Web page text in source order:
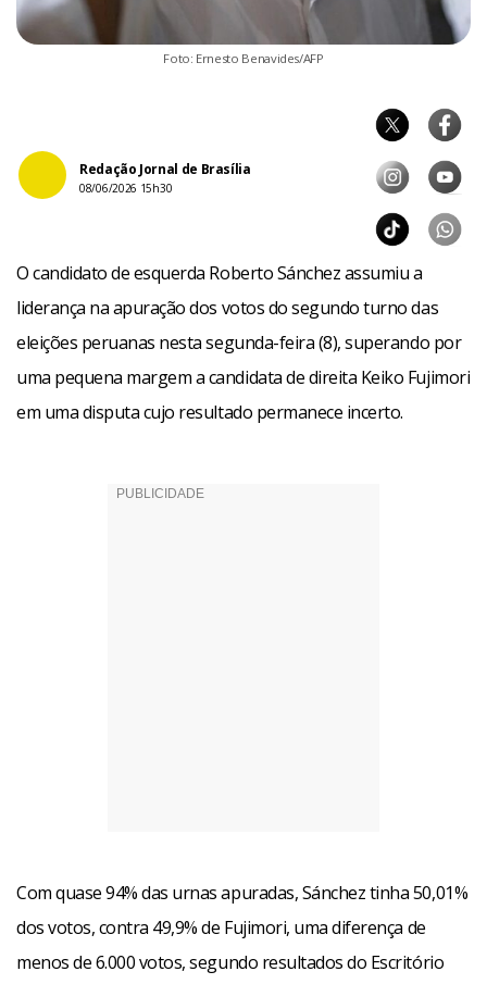
Foto: Ernesto Benavides/AFP
Redação Jornal de Brasília
08/06/2026 15h30
O candidato de esquerda Roberto Sánchez assumiu a
liderança na apuração dos votos do segundo turno das
eleições peruanas nesta segunda-feira (8), superando por
uma pequena margem a candidata de direita Keiko Fujimori
em uma disputa cujo resultado permanece incerto.
Com quase 94% das urnas apuradas, Sánchez tinha 50,01%
dos votos, contra 49,9% de Fujimori, uma diferença de
menos de 6.000 votos, segundo resultados do Escritório